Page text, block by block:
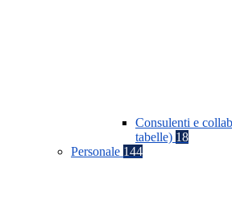
Consulenti e
tabelle) 18
Personale 144